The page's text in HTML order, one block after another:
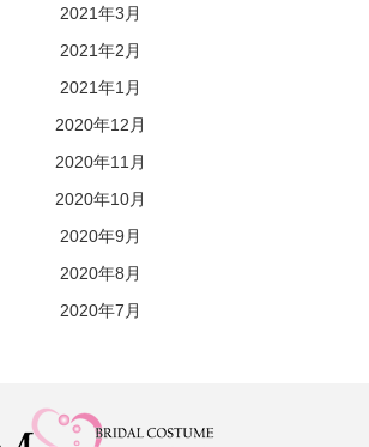
2021年3月
2021年2月
2021年1月
2020年12月
2020年11月
2020年10月
2020年9月
2020年8月
2020年7月